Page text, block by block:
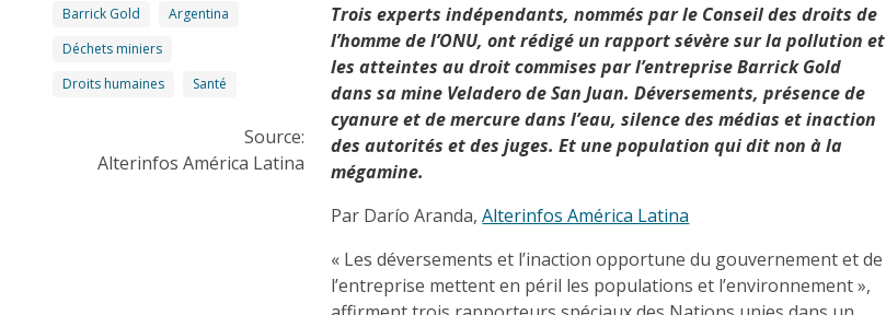
Barrick Gold
Argentina
Déchets miniers
Droits humaines
Santé
Source:
Alterinfos América Latina
Trois experts indépendants, nommés par le Conseil des droits de
l’homme de l’ONU, ont rédigé un rapport sévère sur la pollution et
les atteintes au droit commises par l’entreprise Barrick Gold
dans sa mine Veladero de San Juan. Déversements, présence de
cyanure et de mercure dans l’eau, silence des médias et inaction
des autorités et des juges. Et une population qui dit non à la
mégamine.
Par Darío Aranda,Alterinfos América Latina
« Les déversements et l’inaction opportune du gouvernement et de
l’entreprise mettent en péril les populations et l’environnement »,